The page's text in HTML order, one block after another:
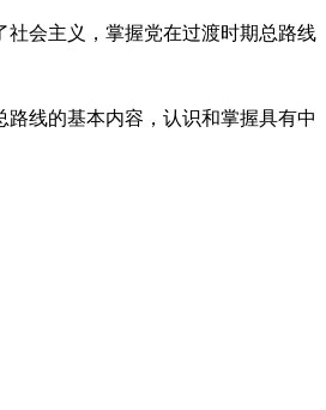
社会主义，掌握党在过渡时期总路线
路线的基本内容 ，认识和掌握具有中